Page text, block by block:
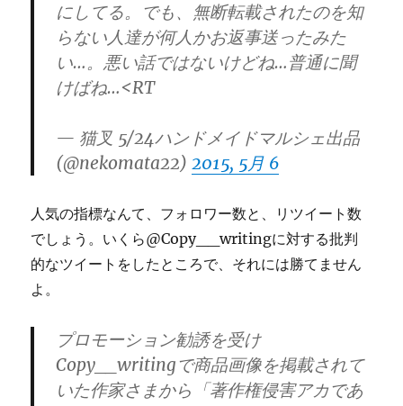
にしてる。でも、無断転載されたのを知
らない人達が何人かお返事送ったみた
い…。悪い話ではないけどね…普通に聞
けばね…<RT
— 猫叉 5/24ハンドメイドマルシェ出品
(@nekomata22)2015, 5月 6
人気の指標なんて、フォロワー数と、リツイート数
でしょう。いくら@Copy__writingに対する批判
的なツイートをしたところで、それには勝てません
よ。
プロモーション勧誘を受け
Copy__writingで商品画像を掲載されて
いた作家さまから「著作権侵害アカであ